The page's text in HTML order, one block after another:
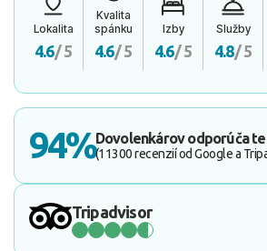
Lokalita
4.6/ 5
Kvalita
spánku
4.6/ 5
Izby
4.6/ 5
Služby
4.8/ 5
94%Dovolenkárov odporúča
(11300 recenzií od Google a
Tripadvisor